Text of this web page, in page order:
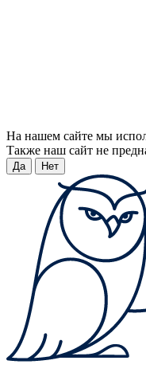
На нашем сайте мы
Также наш сайт не
Да Нет